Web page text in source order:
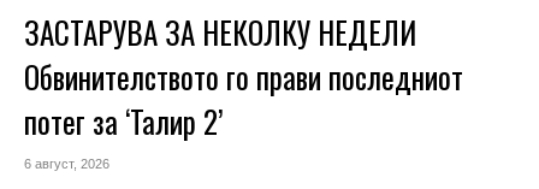
ЗАСТАРУВА ЗА НЕКОЛКУ НЕДЕЛИ
Обвинителството го прави последниот
потег за ‘Талир 2’
6 август, 2026